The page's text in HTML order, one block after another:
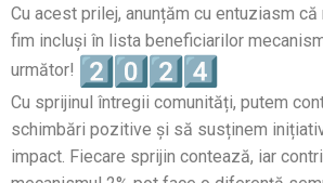
Cu acest prilej, anunțăm cu entuziasm
fim incluși în lista beneficiarilor
următor!
Cu sprijinul întregii comunități, putem
schimbări pozitive și să susținem
impact. Fiecare sprijin contează, iar